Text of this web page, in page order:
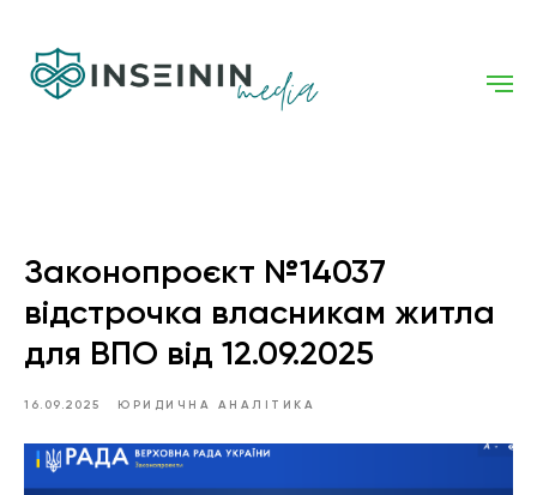
Законопроєкт №14037
відстрочка власникам житла
для ВПО від 12.09.2025
16.09.2025 ЮРИДИЧНА АНАЛІТИКА